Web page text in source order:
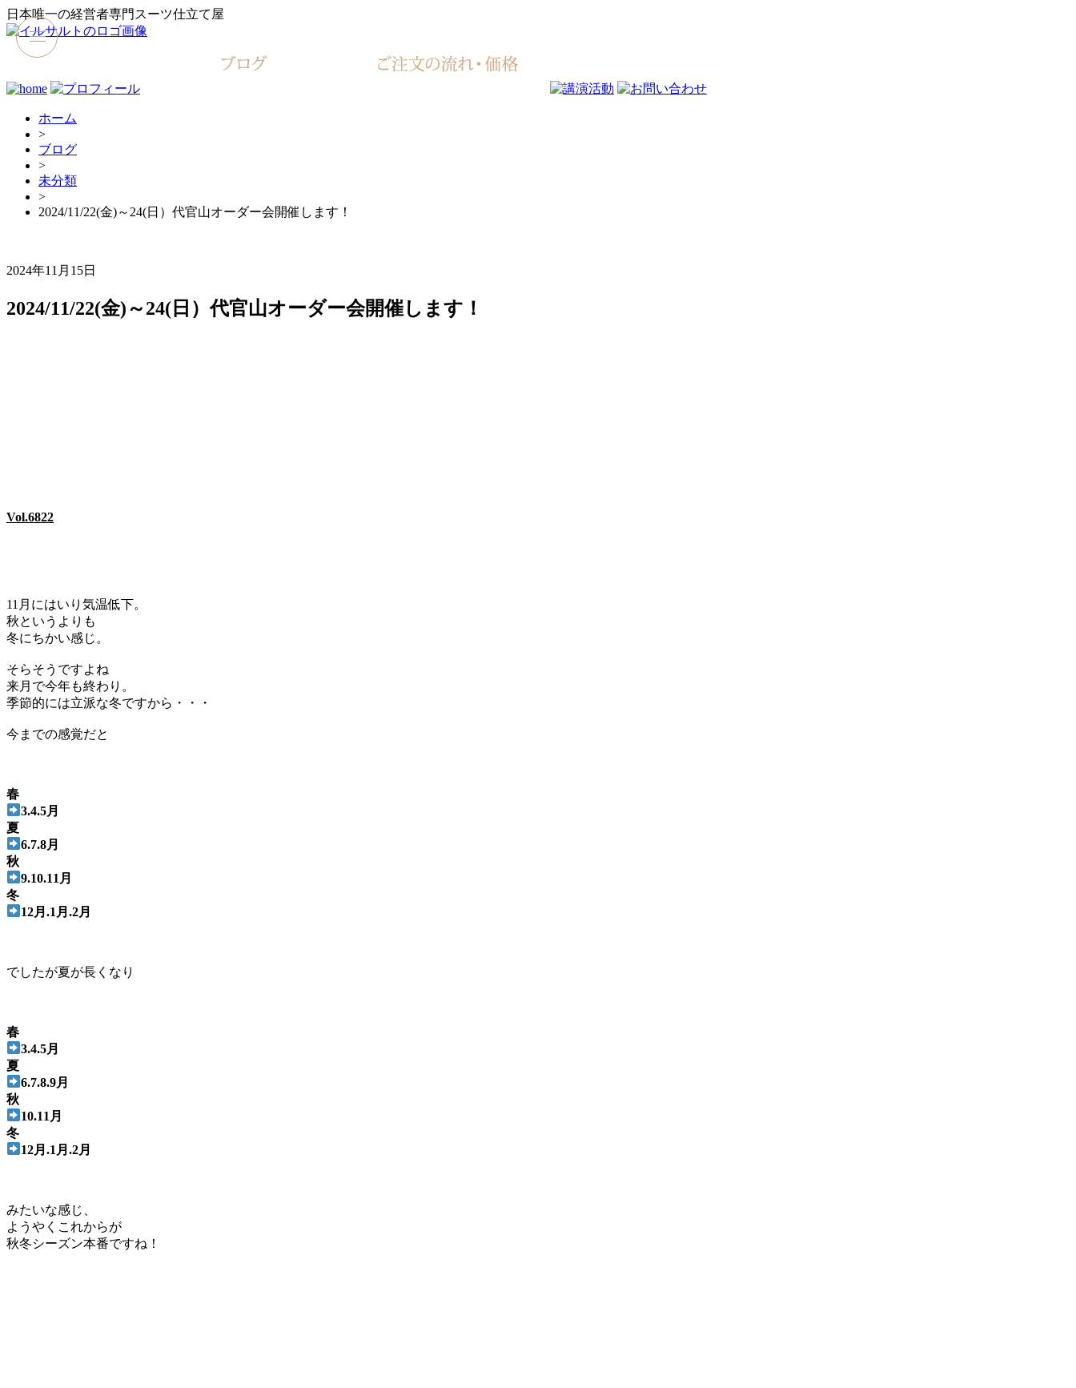
日本唯一の経営者専門スーツ仕立て屋
ホーム
>
ブログ
>
未分類
>
2024/11/22(金)～24(日）代官山オーダー会開催します！
2024年11月15日
2024/11/22(金)～24(日）代官山オーダー会開催します！
Vol.6822
11月にはいり気温低下。
秋というよりも
冬にちかい感じ。
そらそうですよね
来月で今年も終わり。
季節的には立派な冬ですから・・・
今までの感覚だと
春
3.4.5月
夏
6.7.8月
秋
9.10.11月
冬
12月.1月.2月
でしたが夏が長くなり
春
3.4.5月
夏
6.7.8.9月
秋
10.11月
冬
12月.1月.2月
みたいな感じ、
ようやくこれからが
秋冬シーズン本番ですね！